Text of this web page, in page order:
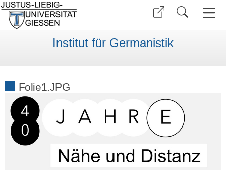
Institut für Germanistik
Folie1.JPG